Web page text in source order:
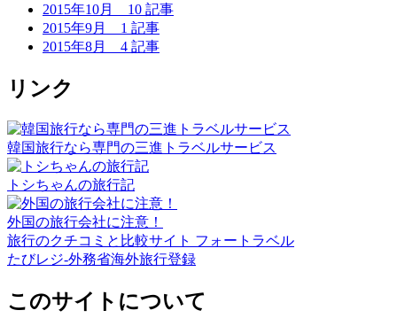
2015年10月 10 記事
2015年9月 1 記事
2015年8月 4 記事
リンク
韓国旅行なら専門の三進トラベルサービス
トシちゃんの旅行記
外国の旅行会社に注意！
旅行のクチコミと比較サイト フォートラベル
たびレジ-外務省海外旅行登録
このサイトについて